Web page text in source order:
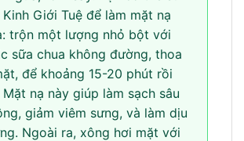
Giới Tuệ để làm mặt nạ
trộn một lượng nhỏ bột với
sữa chua không đường, thoa
để khoảng 15-20 phút rồi
nạ này giúp làm sạch sâu
giảm viêm sưng, và làm dịu
Ngoài ra, xông hơi mặt với